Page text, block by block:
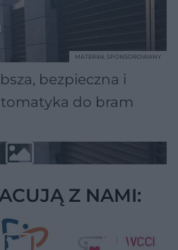
bezpieczna i
do bram
MATERIAŁ SPONSOROWANY
Z NAMI: